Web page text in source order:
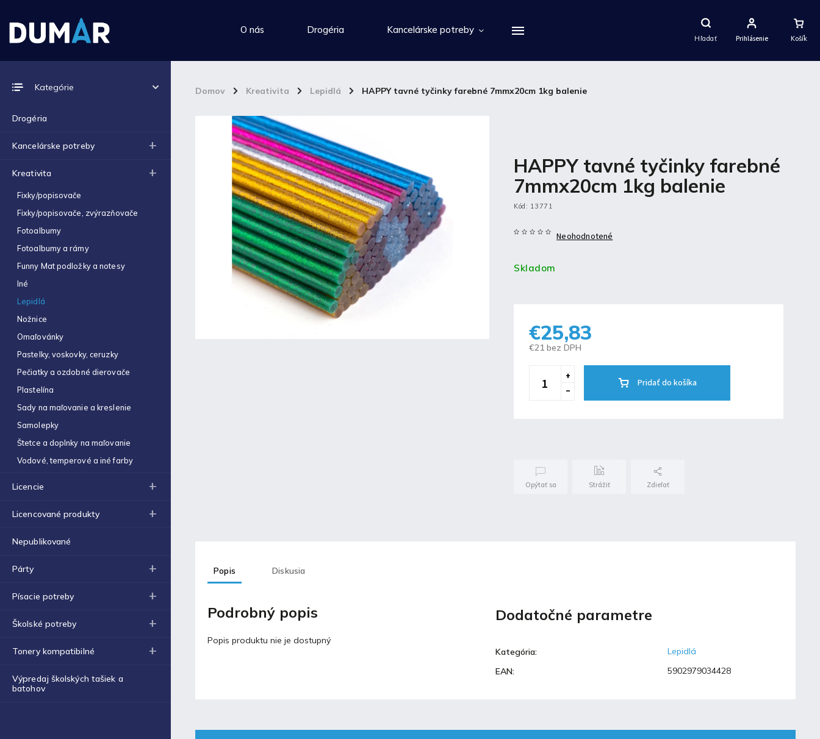
Hľadať
Nákupný
Košík
Prihlásenie
O nás Drogéria Kancelárske potreby
Domov / Kreativita / Lepidlá / HAPPY tavné tyčinky farebné 7mmx20cm 1kg balenie
Kategórie
Drogéria
Kancelárske potreby
Kreativita
Fixky/popisovače
Fixky/popisovače, zvýrazňovače
Fotoalbumy
Fotoalbumy a rámy
Funny Mat podložky a notesy
Iné
Lepidlá
Nožnice
Omaľovánky
Pastelky, voskovky, ceruzky
Pečiatky a ozdobné dierovače
Plastelína
Sady na maľovanie a kreslenie
Samolepky
Štetce a doplnky na maľovanie
Vodové, temperové a iné farby
Licencie
Licencované produkty
Nepublikované
Párty
Písacie potreby
Školské potreby
Tonery kompatibilné
Výpredaj školských tašiek a
batohov
Výkres školský A4 (180g) -
1ks
€0,06
Výkres školský A3 (180g) -
1ks
€0,12
0,7mm modrá
€0,06
Zošit 523
€0,31
Zošit 440
€0,87
Strúhadlo dvojité so
zásobníkom Antilop 5027
€0,86
€0,70
Obálka C4 (1ks)
€0,16
Obal na zošit A4 hrubý
Blog
Fortnite produkty za
30.11.2021
Labková patrola vo filme
HAPPY tavné tyčinky farebné
7mmx20cm 1kg balenie
Kód: 13771
Neohodnotené
Skladom
€25,83
€21 bez DPH
Pridať do košíka
Opýtať sa Strážiť Zdieľať
Popis Diskusia
Podrobný popis
Popis produktu nie je dostupný
Dodatočné parametre
Kategória:
Lepidlá
EAN: 5902979034428